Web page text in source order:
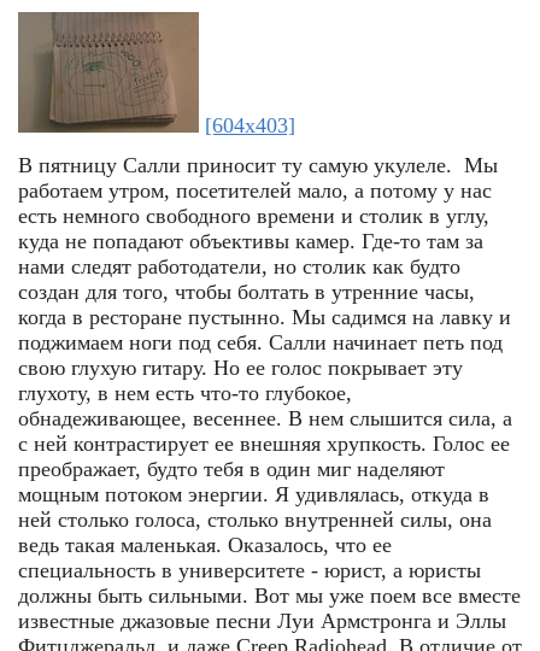
[604x403]
В пятницу Салли приносит ту самую укулеле. Мы
работаем утром, посетителей мало, а потому у нас
есть немного свободного времени и столик в углу,
куда не попадают объективы камер. Где-то там за
нами следят работодатели, но столик как будто
создан для того, чтобы болтать в утренние часы,
когда в ресторане пустынно. Мы садимся на лавку и
поджимаем ноги под себя. Салли начинает петь под
свою глухую гитару. Но ее голос покрывает эту
глухоту, в нем есть что-то глубокое,
обнадеживающее, весеннее. В нем слышится сила, а
с ней контрастирует ее внешняя хрупкость. Голос ее
преображает, будто тебя в один миг наделяют
мощным потоком энергии. Я удивлялась, откуда в
ней столько голоса, столько внутренней силы, она
ведь такая маленькая. Оказалось, что ее
специальность в университете - юрист, а юристы
должны быть сильными. Вот мы уже поем все вместе
известные джазовые песни Луи Армстронга и Эллы
Фитцджеральд, и даже Creep Radiohead. В отличие от